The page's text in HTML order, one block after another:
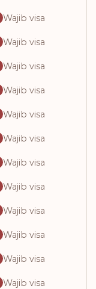
Wajib visa
Wajib visa
Wajib visa
Wajib visa
Wajib visa
Wajib visa
Wajib visa
Wajib visa
Wajib visa
Wajib visa
Wajib visa
Wajib visa